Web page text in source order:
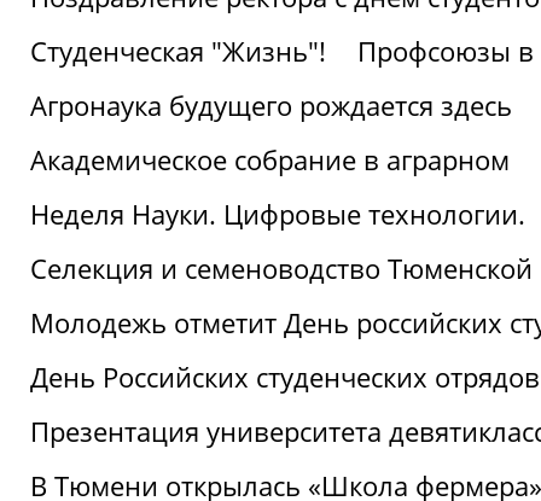
Студенческая "Жизнь"!
Профсоюзы в
Агронаука будущего рождается здесь
Академическое собрание в аграрном
Неделя Науки. Цифровые технологии.
Селекция и семеноводство Тюменской
Молодежь отметит День российских
День Российских студенческих
Презентация университета
В Тюмени открылась «Школа фермера»